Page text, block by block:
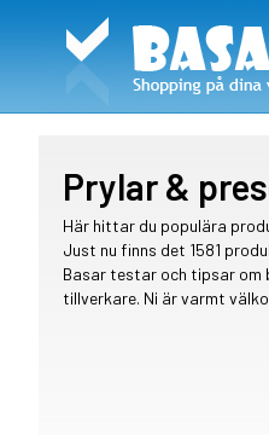
Prylar &
Här hittar du populära
Just nu finns det 1581
Basar testar och tipsar om
tillverkare. Ni är varmt